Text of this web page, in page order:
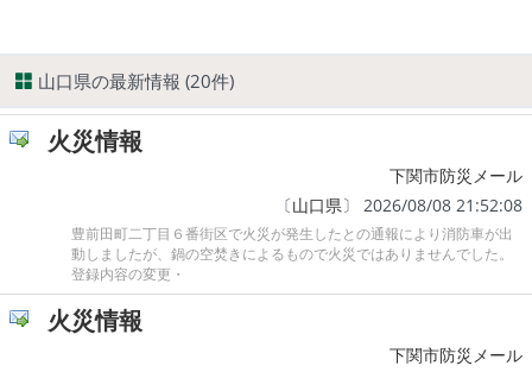
山口県の最新情報 (20件)
火災情報
下関市防災メール
〔山口県〕 2026/08/08 21:52:08
豊前田町二丁目６番街区で火災が発生したとの通報により消防車が出
動しましたが、鍋の空焚きによるもので火災ではありませんでした。
登録内容の変更・
火災情報
下関市防災メール